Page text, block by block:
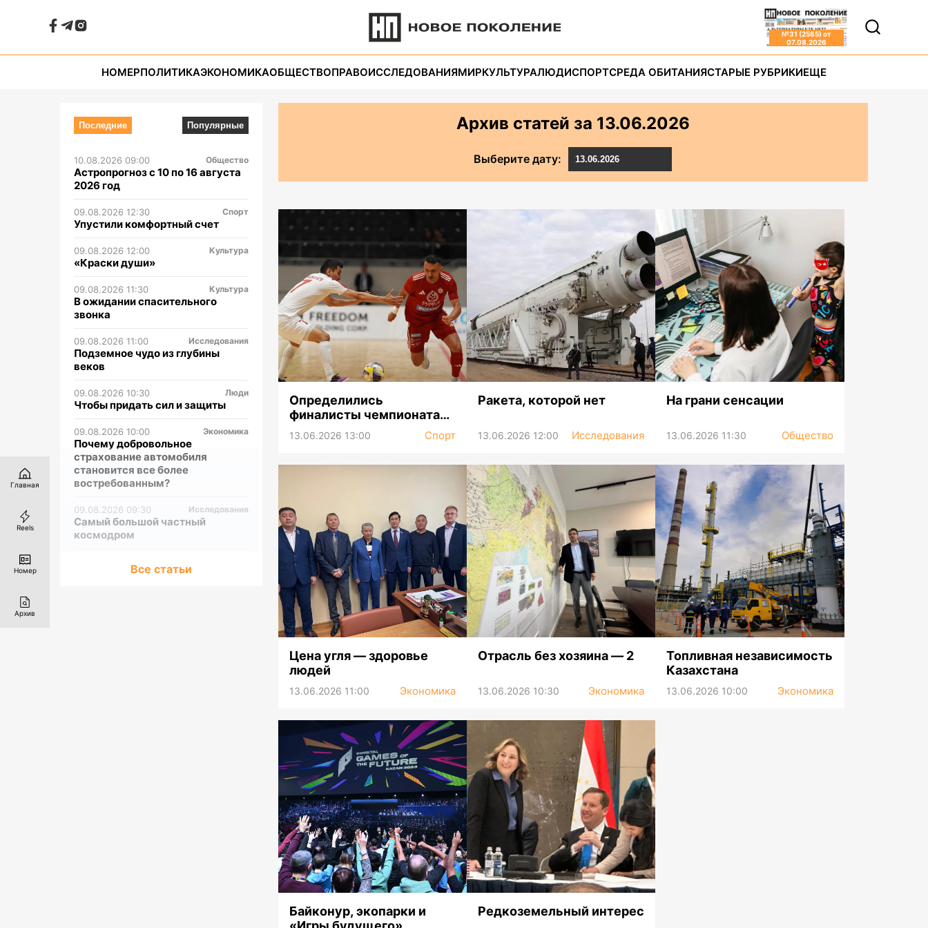
№31 (2585) от
07.08.2026
НОМЕРПОЛИТИКАЭКОНОМИКАОБЩЕСТВОПРАВОИССЛЕДОВАНИЯМИРКУЛЬТУРАЛЮДИСПОРТСРЕДА ОБИТАНИЯСТАРЫЕ РУБРИКИЕЩЕ
Последние Популярные
10.08.2026 09:00 Общество
Астропрогноз с 10 по 16 августа
2026 год
09.08.2026 12:30 Спорт
Упустили комфортный счет
09.08.2026 12:00 Культура
«Краски души»
09.08.2026 11:30 Культура
В ожидании спасительного
звонка
09.08.2026 11:00 Исследования
Подземное чудо из глубины
веков
09.08.2026 10:30 Люди
Чтобы придать сил и защиты
09.08.2026 10:00 Экономика
Почему добровольное
страхование автомобиля
становится все более
востребованным?
09.08.2026 09:30 Исследования
Самый большой частный
космодром
Медь притяжения
Все статьи
Архив статей за 13.06.2026
Выберите дату:
Определились
финалисты чемпионата
Казахстана
13.06.2026 13:00 Спорт
Ракета, которой нет
13.06.2026 12:00 Исследования
На грани сенсации
13.06.2026 11:30 Общество
Цена угля — здоровье
людей
13.06.2026 11:00 Экономика
Отрасль без хозяина — 2
13.06.2026 10:30 Экономика
Топливная независимость
Казахстана
13.06.2026 10:00 Экономика
Байконур, экопарки и
Редкоземельный интерес
Главная
Reels
Номер
Архив